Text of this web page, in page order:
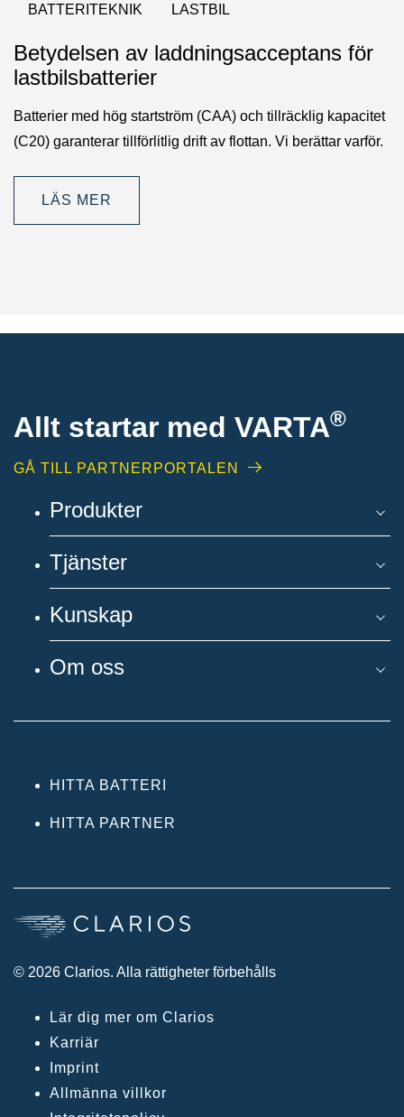
BATTERITEKNIK LASTBIL
Betydelsen av laddningsacceptans för
lastbilsbatterier
Batterier med hög startström (CAA) och tillräcklig kapacitet
(C20) garanterar tillförlitlig drift av flottan. Vi berättar varför.
LÄS MER
Allt startar med VARTA®
GÅ TILL PARTNERPORTALEN
Produkter
Tjänster
Kunskap
Om oss
HITTA BATTERI
HITTA PARTNER
© 2026 Clarios. Alla rättigheter förbehålls
Lär dig mer om Clarios
Karriär
Imprint
Allmänna villkor